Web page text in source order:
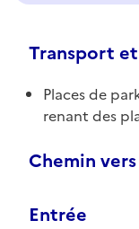
Transport
Places de
renant des
Chemin
Entrée